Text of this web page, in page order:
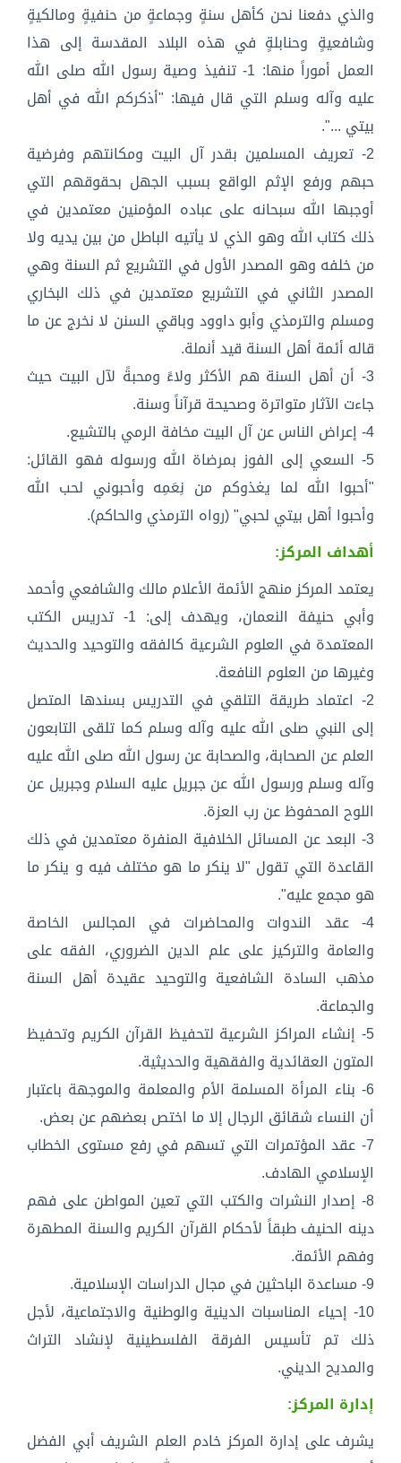
والذي دفعنا نحن كأهل سنةٍ وجماعةٍ من حنفيةٍ ومالكيةٍ
وشافعيةٍ وحنابلةٍ في هذه البلاد المقدسة إلى هذا
العمل أموراً منها: 1- تنفيذ وصية رسول الله صلى الله
عليه وآله وسلم التي قال فيها: "أذكركم الله في أهل
بيتي ...".
2- تعريف المسلمين بقدر آل البيت ومكانتهم وفرضية
حبهم ورفع الإثم الواقع بسبب الجهل بحقوقهم التي
أوجبها الله سبحانه على عباده المؤمنين معتمدين في
ذلك كتاب الله وهو الذي لا يأتيه الباطل من بين يديه ولا
من خلفه وهو المصدر الأول في التشريع ثم السنة وهي
المصدر الثاني في التشريع معتمدين في ذلك البخاري
ومسلم والترمذي وأبو داوود وباقي السنن لا نخرج عن ما
قاله أئمة أهل السنة قيد أنملة.
3- أن أهل السنة هم الأكثر ولاءً ومحبةً لآل البيت حيث
جاءت الآثار متواترة وصحيحة قرآناً وسنة.
4- إعراض الناس عن آل البيت مخافة الرمي بالتشيع.
5- السعي إلى الفوز بمرضاة الله ورسوله فهو القائل:
"أحبوا الله لما يغذوكم من نِعَمِه وأحبوني لحب الله
وأحبوا أهل بيتي لحبي" (رواه الترمذي والحاكم).
أهداف المركز:
يعتمد المركز منهج الأئمة الأعلام مالك والشافعي وأحمد
وأبي حنيفة النعمان، ويهدف إلى: 1- تدريس الكتب
المعتمدة في العلوم الشرعية كالفقه والتوحيد والحديث
وغيرها من العلوم النافعة.
2- اعتماد طريقة التلقي في التدريس بسندها المتصل
إلى النبي صلى الله عليه وآله وسلم كما تلقى التابعون
العلم عن الصحابة، والصحابة عن رسول الله صلى الله عليه
وآله وسلم ورسول الله عن جبريل عليه السلام وجبريل عن
اللوح المحفوظ عن رب العزة.
3- البعد عن المسائل الخلافية المنفرة معتمدين في ذلك
القاعدة التي تقول "لا ينكر ما هو مختلف فيه و ينكر ما
هو مجمع عليه".
4- عقد الندوات والمحاضرات في المجالس الخاصة
والعامة والتركيز على علم الدين الضروري، الفقه على
مذهب السادة الشافعية والتوحيد عقيدة أهل السنة
والجماعة.
5- إنشاء المراكز الشرعية لتحفيظ القرآن الكريم وتحفيظ
المتون العقائدية والفقهية والحديثية.
6- بناء المرأة المسلمة الأم والمعلمة والموجهة باعتبار
أن النساء شقائق الرجال إلا ما اختص بعضهم عن بعض.
7- عقد المؤتمرات التي تسهم في رفع مستوى الخطاب
الإسلامي الهادف.
8- إصدار النشرات والكتب التي تعين المواطن على فهم
دينه الحنيف طبقاً لأحكام القرآن الكريم والسنة المطهرة
وفهم الأئمة.
9- مساعدة الباحثين في مجال الدراسات الإسلامية.
10- إحياء المناسبات الدينية والوطنية والاجتماعية، لأجل
ذلك تم تأسيس الفرقة الفلسطينية لإنشاد التراث
والمديح الديني.
إدارة المركز:
يشرف على إدارة المركز خادم العلم الشريف أبي الفضل